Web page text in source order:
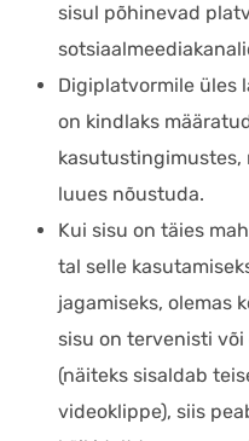
sisul põhinevad
Digiplatvormile üles
on kindlaks
kasutustingimustes,
luues nõustuda.
Kui sisu on täies
tal selle
jagamiseks, olemas
sisu on tervenisti
(näiteks sisaldab
videoklippe), siis